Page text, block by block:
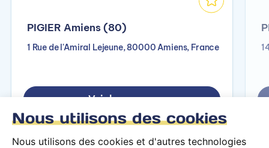
Nous utilisons des cookies
Nous utilisons des cookies et d'autres technologies
PIGIER Amiens (80)
1 Rue de l'Amiral Lejeune, 80000 Amiens, France
Voir le campus